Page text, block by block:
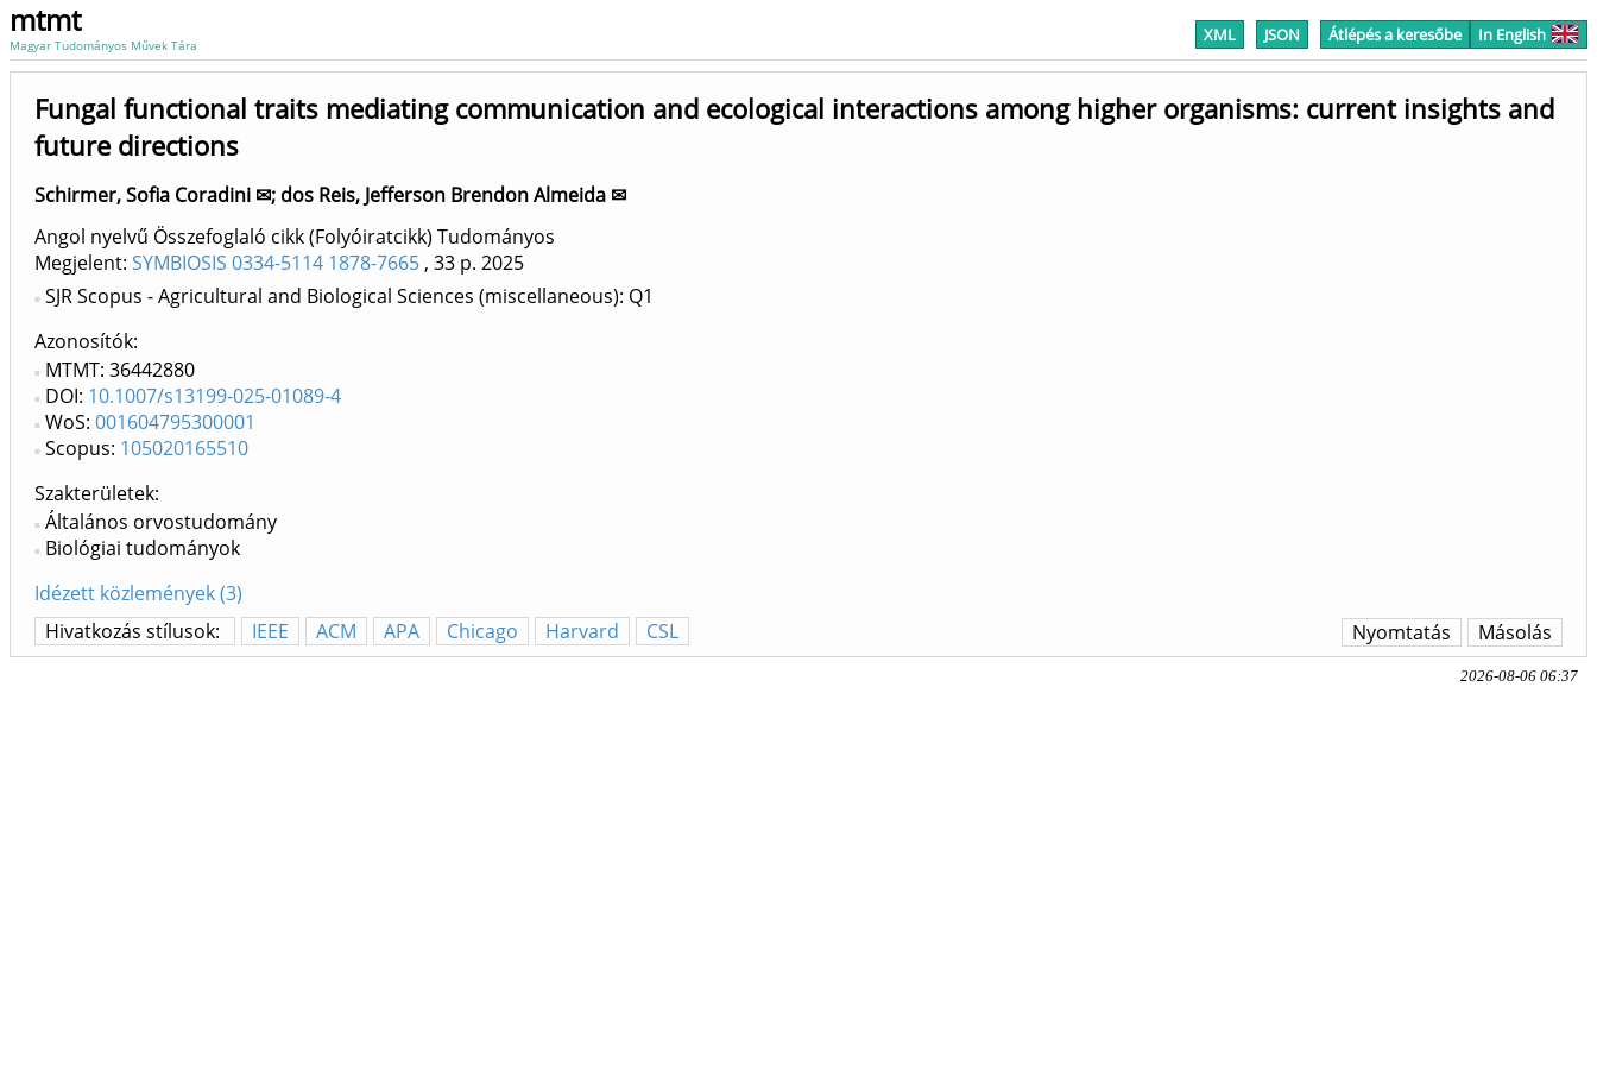
mtmt
Magyar Tudományos Művek Tára XML JSON Átlépés a keresőbe In English
Fungal functional traits mediating communication and ecological interactions among higher organisms: current insights and
future directions
Schirmer, Sofia Coradini ✉; dos Reis, Jefferson Brendon Almeida ✉
Angol nyelvű Összefoglaló cikk (Folyóiratcikk) Tudományos
Megjelent: SYMBIOSIS 0334-5114 1878-7665 , 33 p. 2025
SJR Scopus - Agricultural and Biological Sciences (miscellaneous): Q1
Azonosítók
MTMT: 36442880
DOI: 10.1007/s13199-025-01089-4
WoS: 001604795300001
Scopus: 105020165510
Szakterületek:
Általános orvostudomány
Biológiai tudományok
Idézett közlemények (3)
Hivatkozás stílusok:
IEEE ACM APA Chicago Harvard CSL Másolás
Nyomtatás
2026-08-06 06:37